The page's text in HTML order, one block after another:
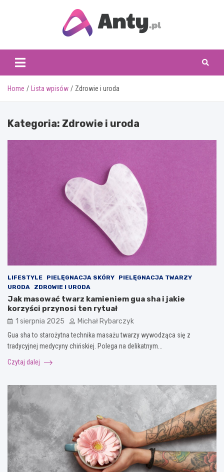
www.anty.pl
Home Lista wpisów Zdrowie i uroda
Kategoria: Zdrowie i uroda
LIFESTYLE PIELĘGNACJA SKÓRY
PIELĘGNACJA TWARZY
URODA
ZDROWIE I URODA
Jak masować twarz kamieniem gua sha i jakie
korzyści przynosi ten rytuał
1 sierpnia 2025 Michał Rybarczyk
Gua sha to starożytna technika masażu twarzy wywodząca się z
tradycyjnej medycyny chińskiej. Polega na delikatnym…
Czytaj dalej